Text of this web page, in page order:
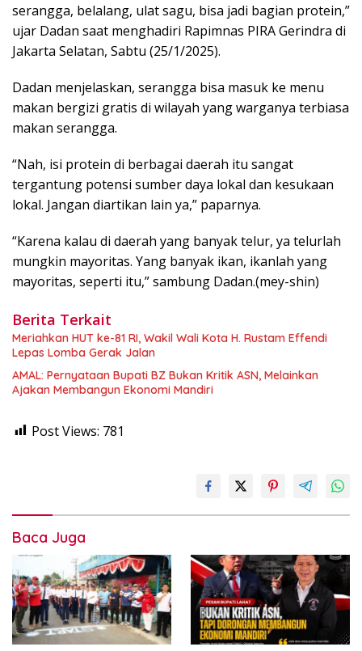
serangga, belalang, ulat sagu, bisa jadi bagian protein,”
ujar Dadan saat menghadiri Rapimnas PIRA Gerindra di
Jakarta Selatan, Sabtu (25/1/2025).
Dadan menjelaskan, serangga bisa masuk ke menu
makan bergizi gratis di wilayah yang warganya terbiasa
makan serangga.
“Nah, isi protein di berbagai daerah itu sangat
tergantung potensi sumber daya lokal dan kesukaan
lokal. Jangan diartikan lain ya,” paparnya.
“Karena kalau di daerah yang banyak telur, ya telurlah
mungkin mayoritas. Yang banyak ikan, ikanlah yang
mayoritas, seperti itu,” sambung Dadan.(mey-shin)
Berita Terkait
Meriahkan HUT ke-81 RI, Wakil Wali Kota H. Rustam Effendi
Lepas Lomba Gerak Jalan
AMAL: Pernyataan Bupati BZ Bukan Kritik ASN, Melainkan
Ajakan Membangun Ekonomi Mandiri
Post Views: 781
Baca Juga